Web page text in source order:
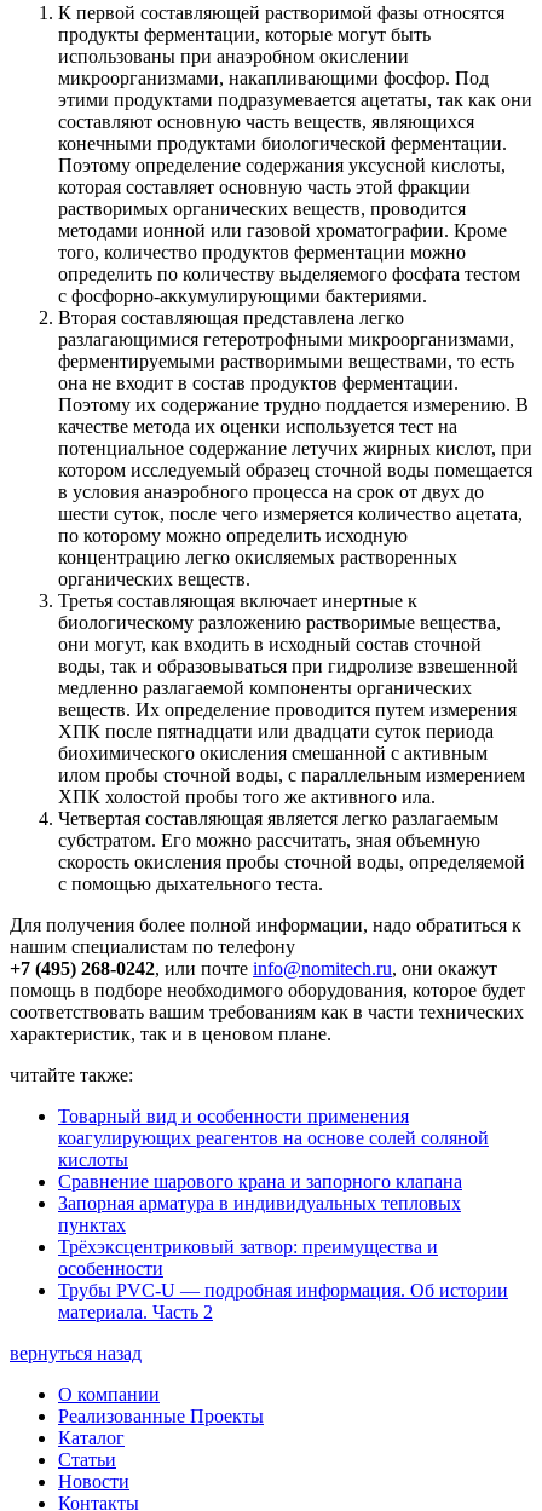
К первой составляющей растворимой фазы относятся
продукты ферментации, которые могут быть
использованы при анаэробном окислении
микроорганизмами, накапливающими фосфор. Под
этими продуктами подразумевается ацетаты, так как они
составляют основную часть веществ, являющихся
конечными продуктами биологической ферментации.
Поэтому определение содержания уксусной кислоты,
которая составляет основную часть этой фракции
растворимых органических веществ, проводится
методами ионной или газовой хроматографии. Кроме
того, количество продуктов ферментации можно
определить по количеству выделяемого фосфата тестом
с фосфорно-аккумулирующими бактериями.
Вторая составляющая представлена легко
разлагающимися гетеротрофными микроорганизмами,
ферментируемыми растворимыми веществами, то есть
она не входит в состав продуктов ферментации.
Поэтому их содержание трудно поддается измерению. В
качестве метода их оценки используется тест на
потенциальное содержание летучих жирных кислот, при
котором исследуемый образец сточной воды помещается
в условия анаэробного процесса на срок от двух до
шести суток, после чего измеряется количество ацетата,
по которому можно определить исходную
концентрацию легко окисляемых растворенных
органических веществ.
Третья составляющая включает инертные к
биологическому разложению растворимые вещества,
они могут, как входить в исходный состав сточной
воды, так и образовываться при гидролизе взвешенной
медленно разлагаемой компоненты органических
веществ. Их определение проводится путем измерения
ХПК после пятнадцати или двадцати суток периода
биохимического окисления смешанной с активным
илом пробы сточной воды, с параллельным измерением
ХПК холостой пробы того же активного ила.
Четвертая составляющая является легко разлагаемым
субстратом. Его можно рассчитать, зная объемную
скорость окисления пробы сточной воды, определяемой
с помощью дыхательного теста.
Для получения более полной информации, надо обратиться к
нашим специалистам по телефону
+7 (495) 268-0242, или почте info@nomitech.ru, они окажут
помощь в подборе необходимого оборудования, которое будет
соответствовать вашим требованиям как в части технических
характеристик, так и в ценовом плане.
читайте также:
Товарный вид и особенности применения
коагулирующих реагентов на основе солей соляной
кислоты
Сравнение шарового крана и запорного клапана
Запорная арматура в индивидуальных тепловых
пунктах
Трёхэксцентриковый затвор: преимущества и
особенности
Трубы PVC-U — подробная информация. Об истории
материала. Часть 2
вернуться назад
О компании
Реализованные Проекты
Каталог
Статьи
Новости
Контакты